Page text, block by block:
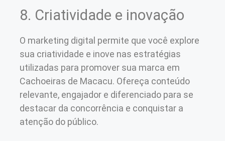
8. Criatividade e inovação
O marketing digital permite que você explore
sua criatividade e inove nas estratégias
utilizadas para promover sua marca em
Cachoeiras de Macacu. Ofereça conteúdo
relevante, engajador e diferenciado para se
destacar da concorrência e conquistar a
atenção do público.